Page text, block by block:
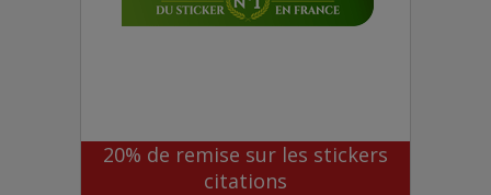
20% de remise sur les stickers
citations